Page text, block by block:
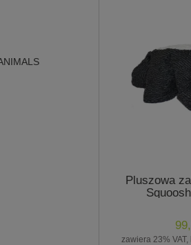
Pluszowa
zawiera 23%